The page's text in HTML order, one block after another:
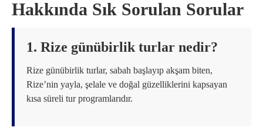
Hakkında Sık Sorulan Sorular
1. Rize günübirlik turlar nedir?
Rize günübirlik turlar, sabah başlayıp akşam biten,
Rize’nin yayla, şelale ve doğal güzelliklerini kapsayan
kısa süreli tur programlarıdır.